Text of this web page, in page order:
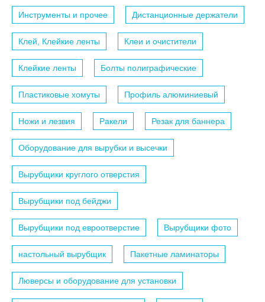
Инструменты и прочее Дистанционные держатели
Клей, Клейкие ленты Клеи и очистители
Клейкие ленты Болты полиграфические
Пластиковые хомуты Профиль алюминиевый
Ножи и лезвия Ракели Резак для баннера
Оборудование для вырубки и высечки
Вырубщики круглого отверстия
Вырубщики под бейджи
Вырубщики под евроотверстие Вырубщики фото
настольный вырубщик Пакетные ламинаторы
Люверсы и оборудование для установки